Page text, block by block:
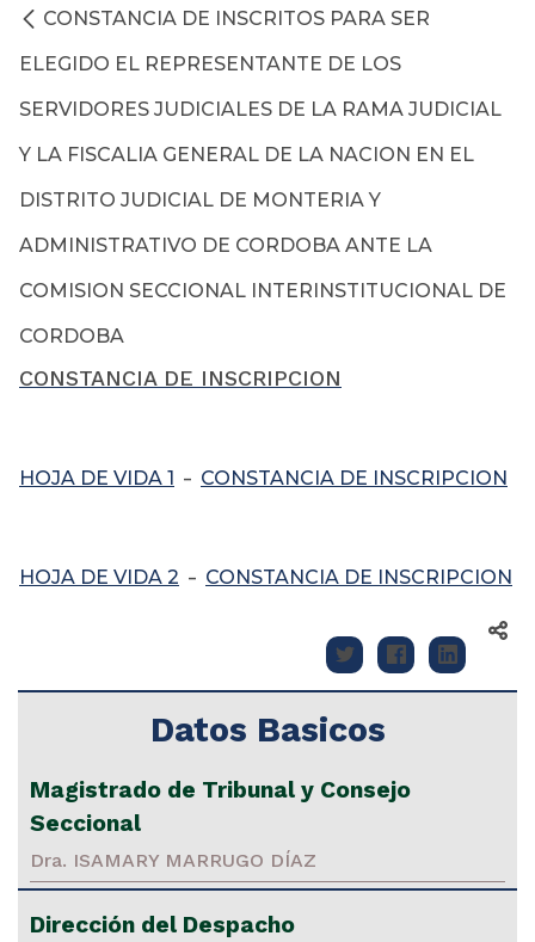
CONSTANCIA DE INSCRITOS PARA SER
ELEGIDO EL REPRESENTANTE DE LOS
SERVIDORES JUDICIALES DE LA RAMA JUDICIAL
Y LA FISCALIA GENERAL DE LA NACION EN EL
DISTRITO JUDICIAL DE MONTERIA Y
ADMINISTRATIVO DE CORDOBA ANTE LA
COMISION SECCIONAL INTERINSTITUCIONAL DE
CORDOBA
CONSTANCIA DE INSCRIPCION
HOJA DE VIDA 1 - CONSTANCIA DE INSCRIPCION
HOJA DE VIDA 2 - CONSTANCIA DE INSCRIPCION
Datos Basicos
Magistrado de Tribunal y Consejo
Seccional
Dra. ISAMARY MARRUGO DÍAZ
Dirección del Despacho